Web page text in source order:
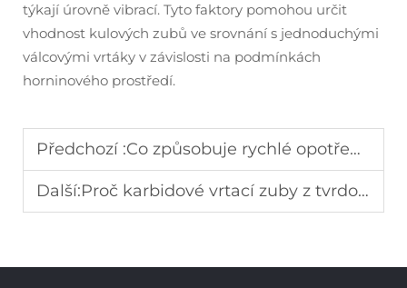
týkají úrovně vibrací. Tyto faktory pomohou určit
vhodnost kulových zubů ve srovnání s jednoduchými
válcovými vrtáky v závislosti na podmínkách
horninového prostředí.
Předchozí :Co způsobuje rychlé opotřebení vrtných košů a jak ho lze předcházet
Další:Proč karbidové vrtací zuby z tvrdokovu vydrží déle za extrémních geologických podmínek